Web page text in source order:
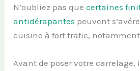
N’oubliez pas quecertaines
antidérapantes peuvent
cuisine à fort trafic,
Avant de poser votre carrelage,